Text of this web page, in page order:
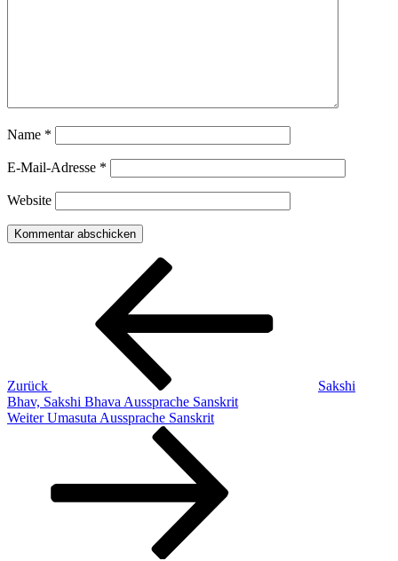
Name *
E-Mail-Adresse *
Website
Beitragsnavigation
Zurück
Sakshi
Bhav, Sakshi Bhava Aussprache Sanskrit
Nächster
Weiter Umasuta Aussprache Sanskrit